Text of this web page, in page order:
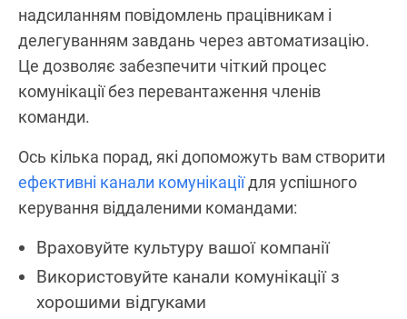
надсиланням повідомлень працівникам і
делегуванням завдань через автоматизацію.
Це дозволяє забезпечити чіткий процес
комунікації без перевантаження членів
команди.
Ось кілька порад, які допоможуть вам створити
ефективні канали комунікаціїдля успішного
керування віддаленими командами:
Враховуйте культуру вашої компанії
Використовуйте канали комунікації з
хорошими відгуками